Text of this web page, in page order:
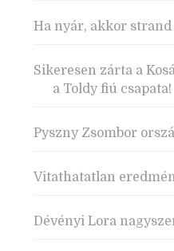
Ha nyár, akkor strand
Sikeresen zárta a
a Toldy fiú csapata!
Pyszny Zsombor
Vitathatatlan
Dévényi Lora